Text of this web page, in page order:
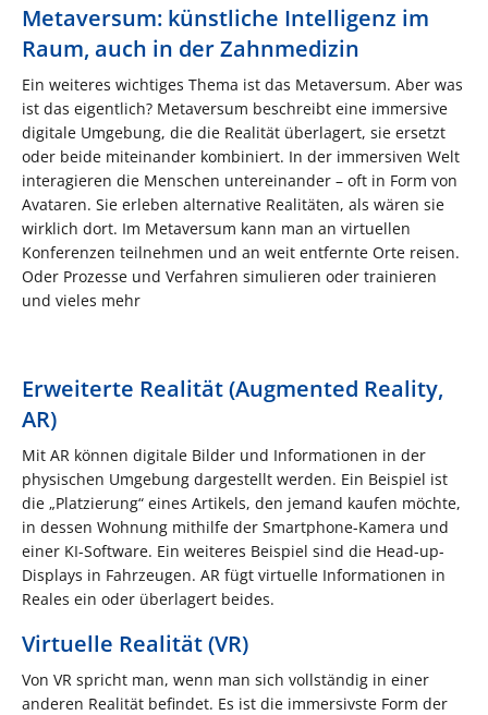
Metaversum: künstliche Intelligenz im
Raum, auch in der Zahnmedizin
Ein weiteres wichtiges Thema ist das Metaversum. Aber was
ist das eigentlich? Metaversum beschreibt eine immersive
digitale Umgebung, die die Realität überlagert, sie ersetzt
oder beide miteinander kombiniert. In der immersiven Welt
interagieren die Menschen untereinander – oft in Form von
Avataren. Sie erleben alternative Realitäten, als wären sie
wirklich dort. Im Metaversum kann man an virtuellen
Konferenzen teilnehmen und an weit entfernte Orte reisen.
Oder Prozesse und Verfahren simulieren oder trainieren
und vieles mehr
Erweiterte Realität (Augmented Reality,
AR)
Mit AR können digitale Bilder und Informationen in der
physischen Umgebung dargestellt werden. Ein Beispiel ist
die „Platzierung“ eines Artikels, den jemand kaufen möchte,
in dessen Wohnung mithilfe der Smartphone-Kamera und
einer KI-Software. Ein weiteres Beispiel sind die Head-up-
Displays in Fahrzeugen. AR fügt virtuelle Informationen in
Reales ein oder überlagert beides.
Virtuelle Realität (VR)
Von VR spricht man, wenn man sich vollständig in einer
anderen Realität befindet. Es ist die immersivste Form der